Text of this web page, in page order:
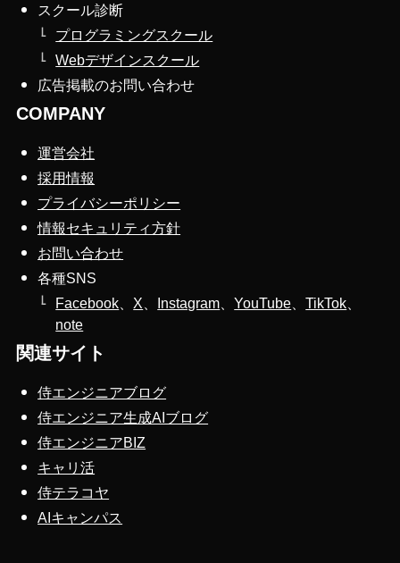
スクール診断
プログラミングスクール
Webデザインスクール
広告掲載のお問い合わせ
COMPANY
運営会社
採用情報
プライバシーポリシー
情報セキュリティ方針
お問い合わせ
各種SNS
Facebook
X Instagram 、YouTube 、TikTok
note
関連サイト
侍エンジニアブログ
侍エンジニア生成AIブログ
侍エンジニアBIZ
キャリ活
侍テラコヤ
AIキャンパス